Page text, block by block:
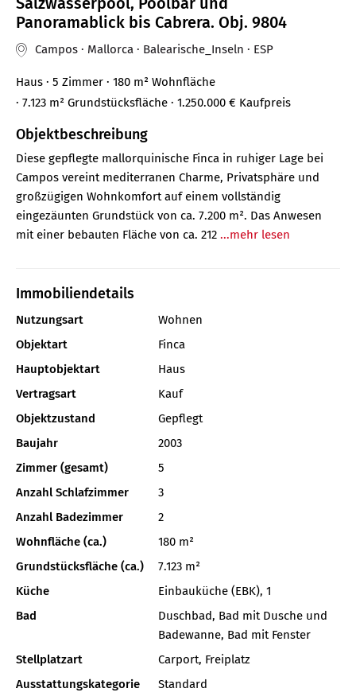
Panoramablick bis Cabrera. Obj. 9804
Campos · Mallorca · Balearische_Inseln · ESP
Haus · 5 Zimmer · 180 m² Wohnfläche
· 7.123 m² Grundstücksfläche · 1.250.000 € Kaufpreis
Objektbeschreibung
Diese gepflegte mallorquinische Finca in ruhiger Lage bei
Campos vereint mediterranen Charme, Privatsphäre und
großzügigen Wohnkomfort auf einem vollständig
eingezäunten Grundstück von ca. 7.200 m². Das Anwesen
mit einer bebauten Fläche von ca. 212 ...mehr lesen
Immobiliendetails
Nutzungsart
Wohnen
Objektart
Finca
Hauptobjektart
Haus
Vertragsart
Kauf
Objektzustand
Gepflegt
Baujahr
2003
Zimmer (gesamt)
5
Anzahl Schlafzimmer
3
Anzahl Badezimmer
2
Wohnfläche (ca.)
180 m²
Grundstücksfläche (ca.)
7.123 m²
Küche
Einbauküche (EBK), 1
Bad
Duschbad, Bad mit Dusche und
Badewanne, Bad mit Fenster
Stellplatzart
Carport, Freiplatz
Ausstattungskategorie
Standard